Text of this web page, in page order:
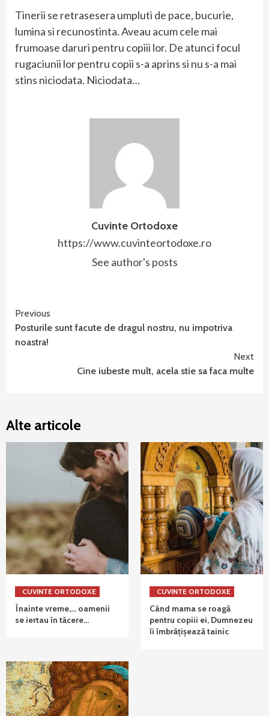
Tinerii se retrasesera umpluti de pace, bucurie,
lumina si recunostinta. Aveau acum cele mai
frumoase daruri pentru copiii lor. De atunci focul
rugaciunii lor pentru copii s-a aprins si nu s-a mai
stins niciodata. Niciodata…
Cuvinte Ortodoxe
https://www.cuvinteortodoxe.ro
See author's posts
Continue
Reading
Previous
Posturile sunt facute de dragul nostru, nu impotriva
noastra!
Next
Cine iubeste mult, acela stie sa faca multe
Alte articole
CUVINTE ORTODOXE
Înainte vreme,… oamenii
se iertau în tăcere…
CUVINTE ORTODOXE
Când mama se roagă
pentru copiii ei, Dumnezeu
îi îmbrățișează tainic